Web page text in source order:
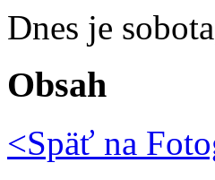
Dnes je sobota
Obsah
<Späť na